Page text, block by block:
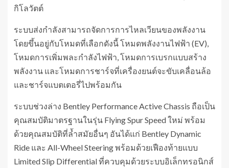
กิโลวัตต์
ระบบส่งกำลังสามารถจัดการการไหลเวียนของพลังงาน
โดยขึ้นอยู่กับโหมดที่เลือกดังนี้ โหมดพลังงานไฟฟ้า (EV),
โหมดการเพิ่มพละกำลังไฟฟ้า, โหมดการเบรกแบบสร้าง
พลังงาน และโหมดการชาร์จที่เครื่องยนต์จะขับเคลื่อนล้อ
และชาร์จแบตเตอรี่ไปพร้อมกัน
ระบบช่วงล่าง Bentley Performance Active Chassis ถือเป็น
คุณสมบัติมาตรฐานในรุ่น Flying Spur Speed ใหม่ พร้อม
ด้วย​คุณสมบัติที่ล้ำสมัยอื่นๆ อันได้แก่ Bentley Dynamic
Ride และ All-Wheel Steering พร้อมด้วยเฟืองท้ายแบบ
Limited Slip Differential ที่ควบคุมด้วยระบบอิเล็กทรอนิกส์